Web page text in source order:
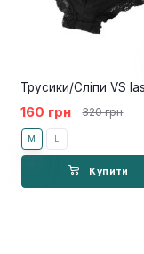
160 грн 320 грн
M L
Купити